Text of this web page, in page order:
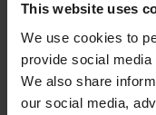
This website uses
We use cookies to
provide social
We also share
our social media,